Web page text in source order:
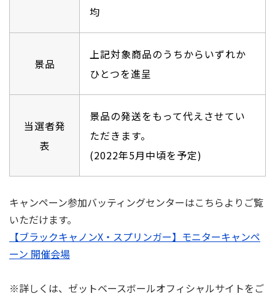
均
景品
上記対象商品のうちからいずれか
ひとつを進呈
当選者発
表
景品の発送をもって代えさせてい
ただきます。
(2022年5⽉中頃を予定)
キャンペーン参加バッティングセンターはこちらよりご覧
いただけます。
【ブラックキャノンX・スプリンガー】モニターキャンペ
ーン 開催会場
※詳しくは、ゼットベースボールオフィシャルサイトをご